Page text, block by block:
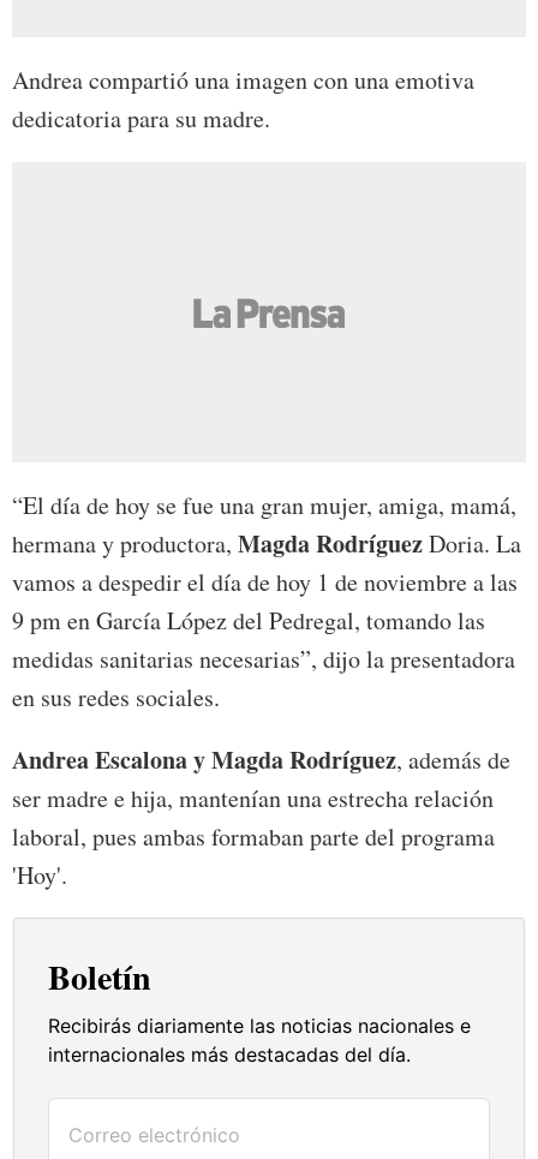
Andrea compartió una imagen con una emotiva
dedicatoria para su madre.
“El día de hoy se fue una gran mujer, amiga, mamá,
hermana y productora, Magda RodríguezDoria. La
vamos a despedir el día de hoy 1 de noviembre a las
9 pm en García López del Pedregal, tomando las
medidas sanitarias necesarias”, dijo la presentadora
en sus redes sociales.
Andrea Escalona y Magda Rodríguez, además de
ser madre e hija, mantenían una estrecha relación
laboral, pues ambas formaban parte del programa
'Hoy'.
Boletín
Recibirás diariamente las noticias nacionales e
internacionales más destacadas del día.